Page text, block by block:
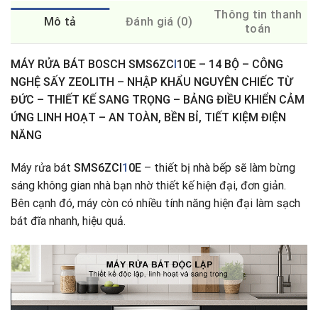
Mô tả Đánh giá (0)
Thông tin thanh
toán
MÁY RỬA BÁT BOSCH SMS6ZCI10E – 14 BỘ – CÔNG
NGHỆ SẤY ZEOLITH – NHẬP KHẨU NGUYÊN CHIẾC TỪ
ĐỨC – THIẾT KẾ SANG TRỌNG – BẢNG ĐIỀU KHIỂN CẢM
ỨNG LINH HOẠT – AN TOÀN, BỀN BỈ, TIẾT KIỆM ĐIỆN
NĂNG
Máy rửa bát SMS6ZCI1 0E – thiết bị nhà bếp sẽ làm bừng
sáng không gian nhà bạn nhờ thiết kế hiện đại, đơn giản.
Bên cạnh đó, máy còn có nhiều tính năng hiện đại làm sạch
bát đĩa nhanh, hiệu quả.